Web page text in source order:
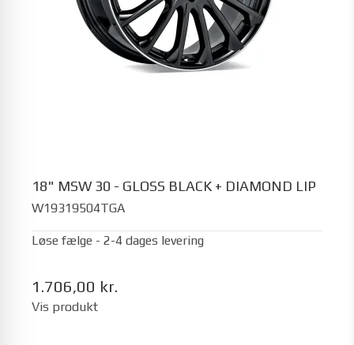
18" MSW 30 - GLOSS BLACK + DIAMOND LIP
W19319504TGA
Løse fælge - 2-4 dages levering
1.706,00 kr.
Vis produkt